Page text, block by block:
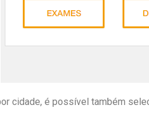
cidade, é possível também